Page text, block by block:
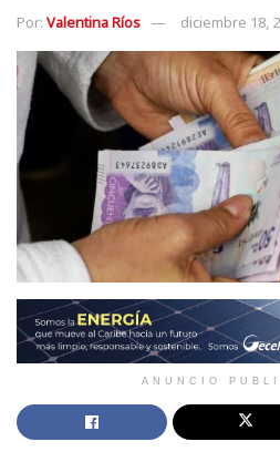
Por: Valentina Ríos diciembre 18,
ANUNCIO